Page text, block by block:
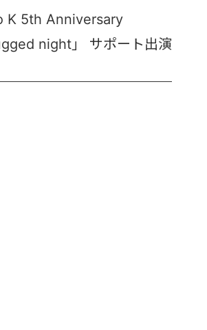
K 5th Anniversary
night」 サポート出演